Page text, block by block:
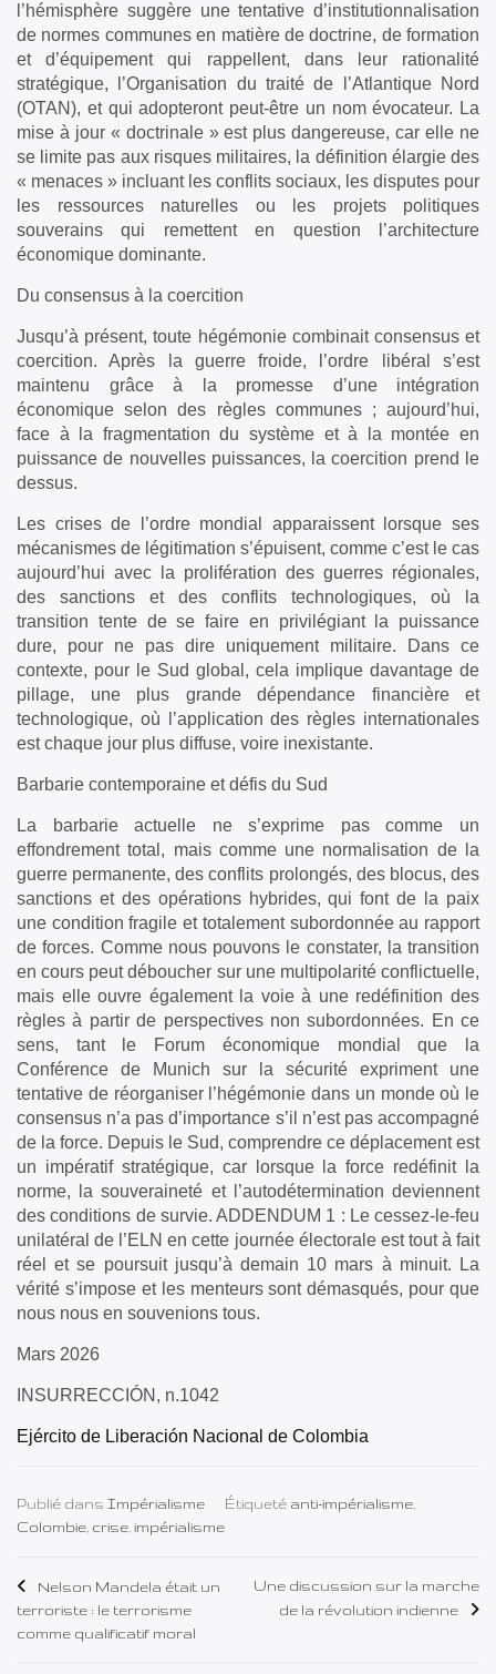
l’hémisphère suggère une tentative d’institutionnalisation
de normes communes en matière de doctrine, de formation
et d’équipement qui rappellent, dans leur rationalité
stratégique, l’Organisation du traité de l’Atlantique Nord
(OTAN), et qui adopteront peut-être un nom évocateur. La
mise à jour « doctrinale » est plus dangereuse, car elle ne
se limite pas aux risques militaires, la définition élargie des
« menaces » incluant les conflits sociaux, les disputes pour
les ressources naturelles ou les projets politiques
souverains qui remettent en question l’architecture
économique dominante.
Du consensus à la coercition
Jusqu’à présent, toute hégémonie combinait consensus et
coercition. Après la guerre froide, l’ordre libéral s’est
maintenu grâce à la promesse d’une intégration
économique selon des règles communes ; aujourd’hui,
face à la fragmentation du système et à la montée en
puissance de nouvelles puissances, la coercition prend le
dessus.
Les crises de l’ordre mondial apparaissent lorsque ses
mécanismes de légitimation s’épuisent, comme c’est le cas
aujourd’hui avec la prolifération des guerres régionales,
des sanctions et des conflits technologiques, où la
transition tente de se faire en privilégiant la puissance
dure, pour ne pas dire uniquement militaire. Dans ce
contexte, pour le Sud global, cela implique davantage de
pillage, une plus grande dépendance financière et
technologique, où l’application des règles internationales
est chaque jour plus diffuse, voire inexistante.
Barbarie contemporaine et défis du Sud
La barbarie actuelle ne s’exprime pas comme un
effondrement total, mais comme une normalisation de la
guerre permanente, des conflits prolongés, des blocus, des
sanctions et des opérations hybrides, qui font de la paix
une condition fragile et totalement subordonnée au rapport
de forces. Comme nous pouvons le constater, la transition
en cours peut déboucher sur une multipolarité conflictuelle,
mais elle ouvre également la voie à une redéfinition des
règles à partir de perspectives non subordonnées. En ce
sens, tant le Forum économique mondial que la
Conférence de Munich sur la sécurité expriment une
tentative de réorganiser l’hégémonie dans un monde où le
consensus n’a pas d’importance s’il n’est pas accompagné
de la force. Depuis le Sud, comprendre ce déplacement est
un impératif stratégique, car lorsque la force redéfinit la
norme, la souveraineté et l’autodétermination deviennent
des conditions de survie. ADDENDUM 1 : Le cessez-le-feu
unilatéral de l’ELN en cette journée électorale est tout à fait
réel et se poursuit jusqu’à demain 10 mars à minuit. La
vérité s’impose et les menteurs sont démasqués, pour que
nous nous en souvenions tous.
Mars 2026
INSURRECCIÓN, n.1042
Ejército de Liberación Nacional de Colombia
Publié dans Impérialisme Étiqueté anti-impérialisme
Colombie crise impérialisme
Navigation
de
Nelson Mandela était un
terroriste : le terrorisme
comme qualificatif moral
Une discussion sur la marche
de la révolution indienne